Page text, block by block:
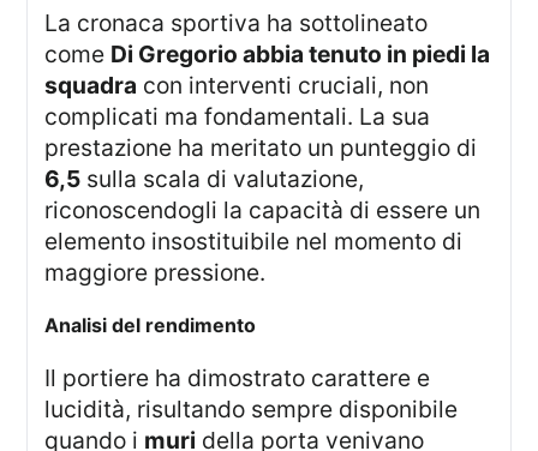
La cronaca sportiva ha sottolineato
come Di Gregorio abbia tenuto in piedi la
squadra con interventi cruciali, non
complicati ma fondamentali. La sua
prestazione ha meritato un punteggio di
6,5 sulla scala di valutazione,
riconoscendogli la capacità di essere un
elemento insostituibile nel momento di
maggiore pressione.
Analisi del rendimento
Il portiere ha dimostrato carattere e
lucidità, risultando sempre disponibile
quando i muri della porta venivano